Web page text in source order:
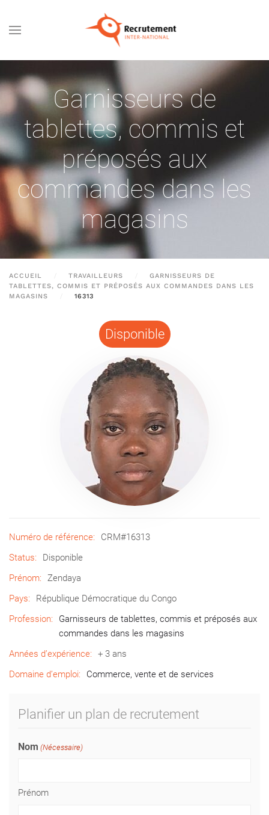
Passer au contenu principal
Garnisseurs de
tablettes, commis et
préposés aux
commandes dans les
magasins
ACCUEIL TRAVAILLEURS
GARNISSEURS DE
TABLETTES, COMMIS ET PRÉPOSÉS AUX COMMANDES DANS LES
MAGASINS
16313
Disponible
Numéro de référence:
CRM#16313
Status:
Disponible
Prénom:
Zendaya
Pays:
République Démocratique du Congo
Profession:
Garnisseurs de tablettes, commis et préposés aux
commandes dans les magasins
Années d’expérience:
+ 3 ans
Domaine d’emploi:
Commerce, vente et de services
Planifier un plan de recrutement
Nom (Nécessaire)
Prénom